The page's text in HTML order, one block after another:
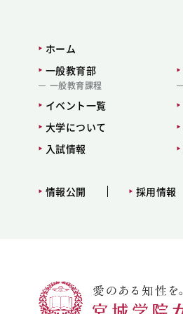
ホーム
一般教育部
一般教育課程
イベント一覧
大学について
入試情報
情報公開 採用情報